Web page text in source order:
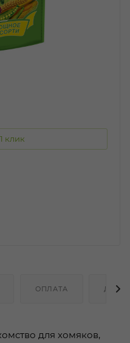
клик
ОПЛАТА
для хомяков,